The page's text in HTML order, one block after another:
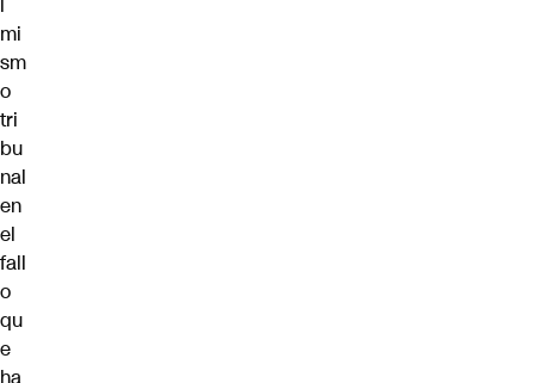
mi
sm
o
tri
bu
nal
en
el
fall
o
qu
e
ha